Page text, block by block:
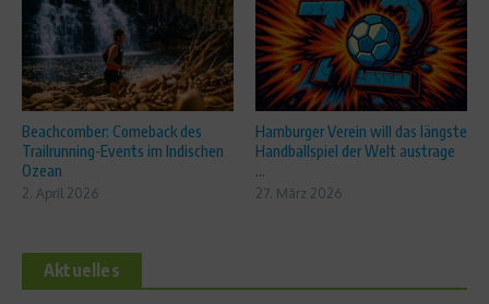
Beachcomber: Comeback des
Trailrunning-Events im Indischen
Ozean
2. April 2026
Hamburger Verein will das längste
Handballspiel der Welt austrage
...
27. März 2026
Aktuelles